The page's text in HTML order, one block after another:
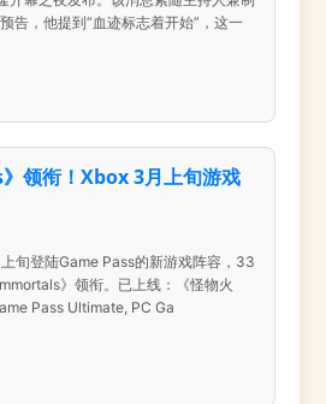
告，他提到“血迹标志着开始”，这一
领衔！Xbox 3月上旬游戏
旬登陆Game Pass的新游戏阵容，33
》领衔。已上线：《怪物火
Pass Ultimate, PC Ga